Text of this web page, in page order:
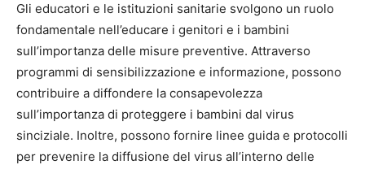
Gli educatori e le istituzioni sanitarie svolgono un ruolo
fondamentale nell’educare i genitori e i bambini
sull’importanza delle misure preventive. Attraverso
programmi di sensibilizzazione e informazione, possono
contribuire a diffondere la consapevolezza
sull’importanza di proteggere i bambini dal virus
sinciziale. Inoltre, possono fornire linee guida e protocolli
per prevenire la diffusione del virus all’interno delle